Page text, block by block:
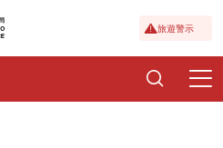
旅遊警示